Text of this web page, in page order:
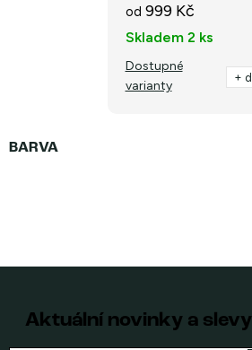
od 999 Kč
Skladem 2 ks
Dostupné
varianty
+
Aktuální novinky a